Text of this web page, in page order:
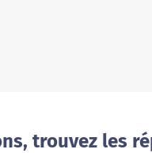
trouvez les